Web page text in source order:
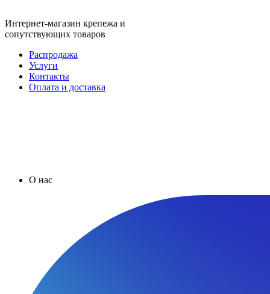
Интернет-магазин крепежа и
сопутствующих товаров
Распродажа
Услуги
Контакты
Оплата и доставка
О нас